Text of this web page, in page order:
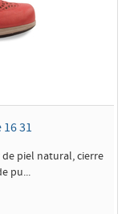
31
piel natural, cierre
pu...